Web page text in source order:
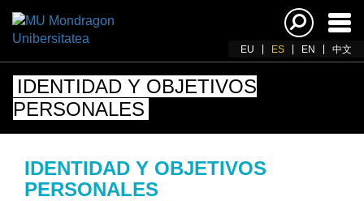
EU ES EN 中文
IDENTIDAD Y OBJETIVOS
PERSONALES
IDENTIDAD Y OBJETIVOS
PERSONALES